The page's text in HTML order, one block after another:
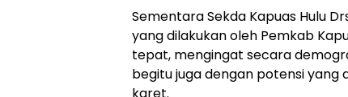
Sementara Sekda Kapuas Hulu
yang dilakukan oleh Pemkab
tepat, mengingat secara
begitu juga dengan potensi